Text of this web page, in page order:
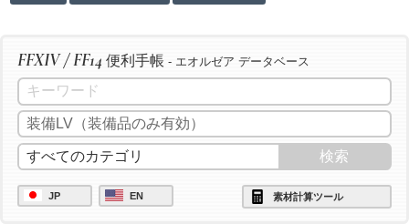
FFXIV / FF14 便利手帳 - エオルゼア データベース
JP EN 素材計算ツール